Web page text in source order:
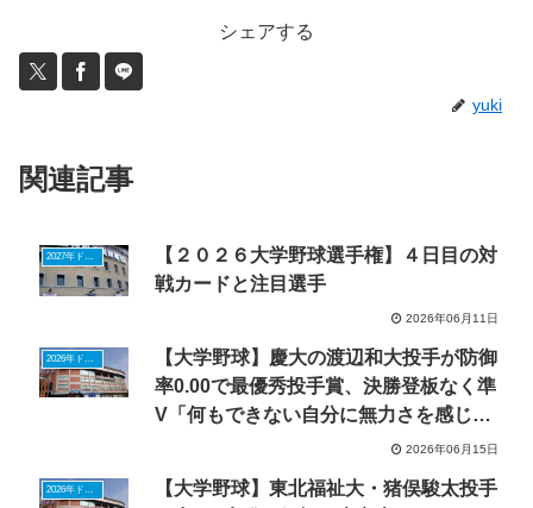
シェアする
yuki
関連記事
2027年ドラフトニュース
【２０２６大学野球選手権】４日目の対
戦カードと注目選手
2026年06月11日
2026年ドラフトニュース
【大学野球】慶大の渡辺和大投手が防御
率0.00で最優秀投手賞、決勝登板なく準
V「何もできない自分に無力さを感じ
2026年06月15日
【大学野球】東北福祉大・猪俣駿太投手